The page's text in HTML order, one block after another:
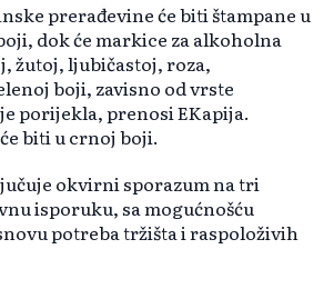
prerađevine će biti štampane u
dok će markice za alkoholna
žutoj, ljubičastoj, roza,
boji, zavisno od vrste
porijekla, prenosi EKapija.
biti u crnoj boji.
okvirni sporazum na tri
isporuku, sa mogućnošću
potreba tržišta i raspoloživih